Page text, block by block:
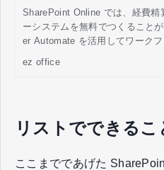
SharePoint Online では、経費精
ーシステムを無料でつくること
er Automate を活用してワークフ
明します。
ez office
リストでできる
ここまでであげた